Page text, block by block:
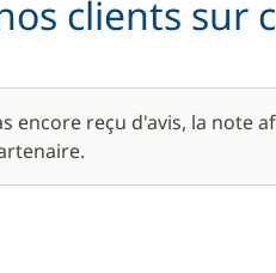
clients sur
encore reçu d'avis, la note